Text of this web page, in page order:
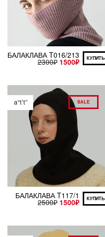
БАЛАКЛАВА T016/213
2300₽ 1500₽ КУПИТЬ
a°t’t” SALE
БАЛАКЛАВА T117/1
2500₽ 1500₽ КУПИТЬ